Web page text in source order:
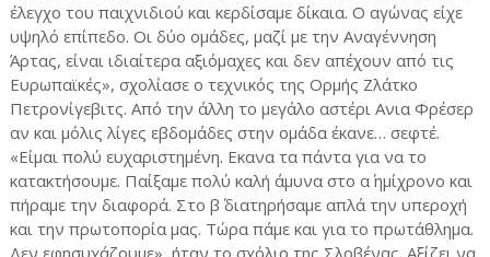
έλεγχο του παιχνιδιού και κερδίσαμε δίκαια. Ο αγώνας είχε
υψηλό επίπεδο. Οι δύο ομάδες, μαζί με την Αναγέννηση
Άρτας, είναι ιδιαίτερα αξιόμαχες και δεν απέχουν από τις
Ευρωπαϊκές», σχολίασε ο τεχνικός της Ορμής Ζλάτκο
Πετρονίγεβιτς. Από την άλλη το μεγάλο αστέρι Ανια Φρέσερ
αν και μόλις λίγες εβδομάδες στην ομάδα έκανε… σεφτέ.
«Είμαι πολύ ευχαριστημένη. Εκανα τα πάντα για να το
κατακτήσουμε. Παίξαμε πολύ καλή άμυνα στο α΄ ημίχρονο και
πήραμε την διαφορά. Στο β΄ διατηρήσαμε απλά την υπεροχή
και την πρωτοπορία μας. Τώρα πάμε και για το πρωτάθλημα.
Δεν εφησυχάζουμε», ήταν το σχόλιο της Σλοβένας. Αξίζει να